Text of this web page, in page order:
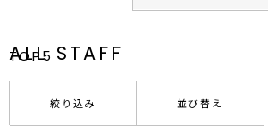
TOP5
ALL STAFF
絞り込み 並び替え